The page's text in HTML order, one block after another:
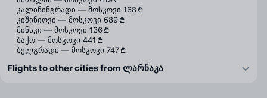
კალინინგრადი — მოსკოვი 168 ₾
კიშინიოვი — მოსკოვი 689 ₾
მინსკი — მოსკოვი 136 ₾
ბაქო — მოსკოვი 441 ₾
ბელგრადი — მოსკოვი 747 ₾
Flights to other cities from ლარნაკა